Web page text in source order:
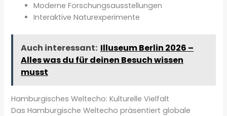
Moderne Forschungsausstellungen
Interaktive Naturexperimente
Auch interessant: Illuseum Berlin 2026 –
Alles was du für deinen Besuch wissen
musst
Hamburgisches Weltecho: Kulturelle Vielfalt
Das Hamburgische Weltecho präsentiert globale